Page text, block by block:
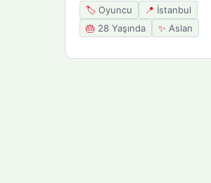
🏷️ Oyuncu 📍 İstanbul
🎂 28 Yaşında ✨ Aslan